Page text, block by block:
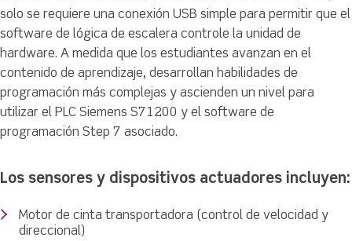
solo se requiere una conexión USB simple para permitir que el
software de lógica de escalera controle la unidad de
hardware. A medida que los estudiantes avanzan en el
contenido de aprendizaje, desarrollan habilidades de
programación más complejas y ascienden un nivel para
utilizar el PLC Siemens S71200 y el software de
programación Step 7 asociado.
Los sensores y dispositivos actuadores incluyen:
Motor de cinta transportadora (control de velocidad y
direccional)